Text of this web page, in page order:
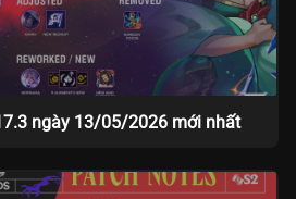
ngày 13/05/2026 mới nhất